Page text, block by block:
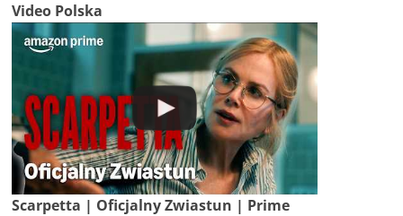
Video Polska
Scarpetta | Oficjalny Zwiastun | Prime